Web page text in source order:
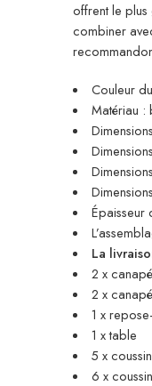
offrent le
combiner
Couleur
Matériau :
Épaisseur
La
2 x
2 x
1 x
1 x table
5 x
6 x